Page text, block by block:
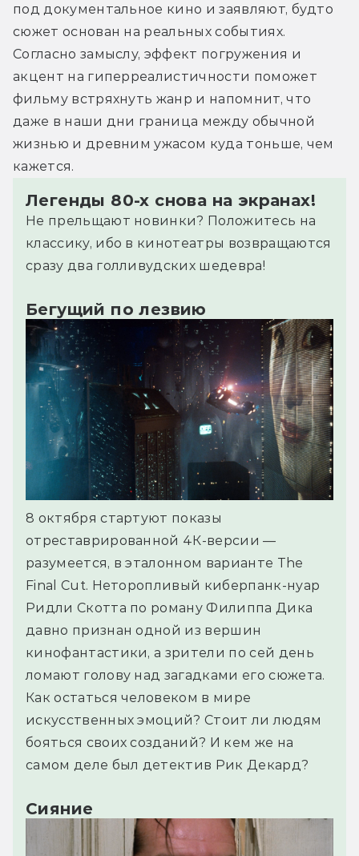
под документальное кино и заявляют, будто
сюжет основан на реальных событиях.
Согласно замыслу, эффект погружения и
акцент на гиперреалистичности поможет
фильму встряхнуть жанр и напомнит, что
даже в наши дни граница между обычной
жизнью и древним ужасом куда тоньше, чем
кажется.
Легенды 80-х снова на экранах!
Не прельщают новинки? Положитесь на
классику, ибо в кинотеатры возвращаются
сразу два голливудских шедевра!
Бегущий по лезвию
8 октября стартуют показы
отреставрированной 4К-версии —
разумеется, в эталонном варианте The
Final Cut. Неторопливый киберпанк-нуар
Ридли Скотта по роману Филиппа Дика
давно признан одной из вершин
кинофантастики, а зрители по сей день
ломают голову над загадками его сюжета.
Как остаться человеком в мире
искусственных эмоций? Стоит ли людям
бояться своих созданий? И кем же на
самом деле был детектив Рик Декард?
Сияние